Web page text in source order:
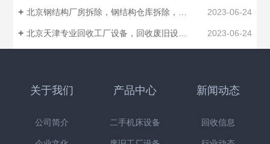
北京钢结构厂房拆除，钢结构仓库拆除，钢结构回收制作安装 2023-06-24
北京天津专业回收工厂设备，回收废旧设备，工业设备回收 2023-06-24
关于我们
公司简介
产品中心
二手机床设备
新闻动态
回收信息